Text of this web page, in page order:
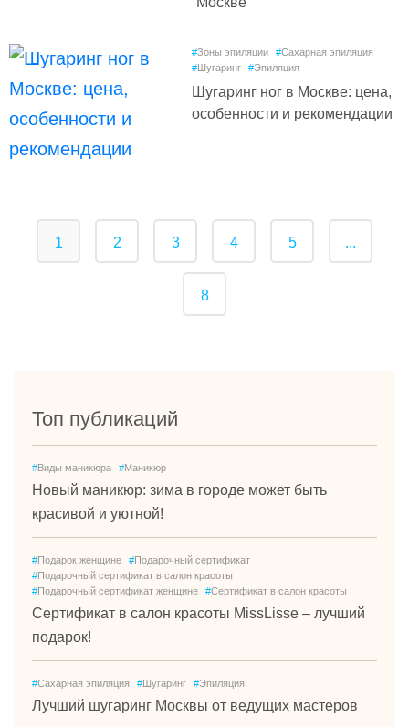
#Зоны эпиляции #Сахарная эпиляция
#Шугаринг #Эпиляция
Шугаринг ног в Москве: цена,
особенности и рекомендации
1 2 3 4 5 ...
8
Топ публикаций
#Виды маникюра #Маникюр
Новый маникюр: зима в городе может быть
красивой и уютной!
#Подарок женщине #Подарочный сертификат
#Подарочный сертификат в салон красоты
#Подарочный сертификат женщине #Сертификат в салон красоты
Сертификат в салон красоты MissLisse – лучший
подарок!
#Сахарная эпиляция #Шугаринг #Эпиляция
Лучший шугаринг Москвы от ведущих мастеров